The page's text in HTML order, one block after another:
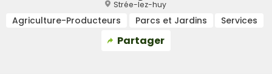
Strée-lez-huy
Agriculture-Producteurs Parcs et Jardins Services
Partager